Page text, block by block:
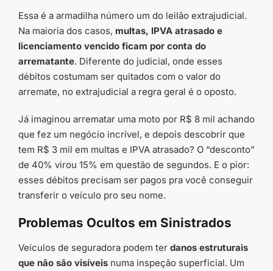
Essa é a armadilha número um do leilão extrajudicial.
Na maioria dos casos, multas, IPVA atrasado e
licenciamento vencido ficam por conta do
arrematante. Diferente do judicial, onde esses
débitos costumam ser quitados com o valor do
arremate, no extrajudicial a regra geral é o oposto.
Já imaginou arrematar uma moto por R$ 8 mil achando
que fez um negócio incrível, e depois descobrir que
tem R$ 3 mil em multas e IPVA atrasado? O “desconto”
de 40% virou 15% em questão de segundos. E o pior:
esses débitos precisam ser pagos pra você conseguir
transferir o veículo pro seu nome.
Problemas Ocultos em Sinistrados
Veículos de seguradora podem ter danos estruturais
que não são visíveis numa inspeção superficial. Um